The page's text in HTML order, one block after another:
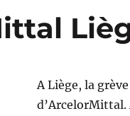
A Liège, la
d’ArcelorMittal.